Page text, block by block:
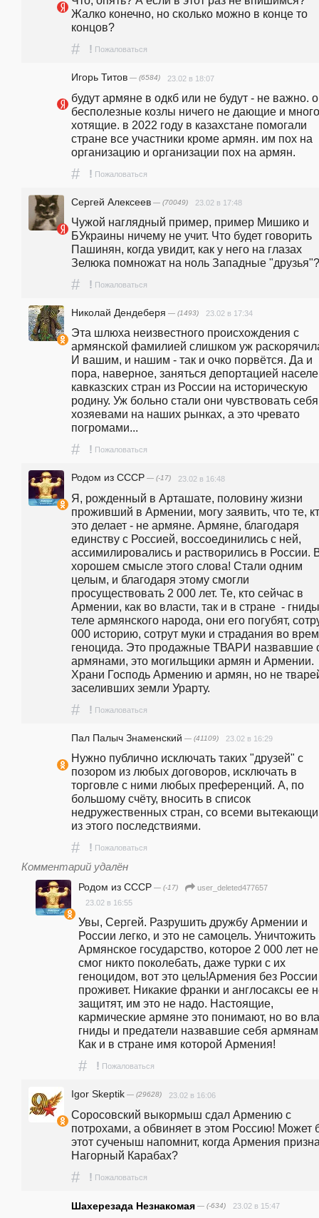
Жалко конечно, но сколько можно в конце то
концов?
# ! Пожаловаться
Игорь Титов — (6584) 23.02 в 18:07
будут армяне в одкб или не будут - не важно.
бесполезные козлы ничего не дающие и много
хотящие. в 2022 году в казахстане помогали
стране все участники кроме армян. им пох на
организацию и организации пох на армян.
# ! Пожаловаться
Сергей Алексеев — (70049) 23.02 в 17:48
Чужой наглядный пример, пример Мишико и
БУкраины ничему не учит. Что будет говорить
Пашинян, когда увидит, как у него на глазах
Зелюка помножат на ноль Западные "друзья"?
# ! Пожаловаться
Николай Дендеберя — (1493) 23.02 в 17:34
Эта шлюха неизвестного происхождения с
армянской фамилией слишком уж
И вашим, и нашим - так и очко порвётся. Да и
пора, наверное, заняться депортацией
кавказских стран из России на историческую
родину. Уж больно стали они чувствовать себя
хозяевами на наших рынках, а это чревато
погромами...
# ! Пожаловаться
Родом из СССР — (-17) 23.02 в 16:48
Я, рожденный в Арташате, половину жизни
проживший в Армении, могу заявить, что те,
это делает - не армяне. Армяне, благодаря
единству с Россией, воссоединились с ней,
ассимилировались и растворились в России.
хорошем смысле этого слова! Стали одним
целым, и благодаря этому смогли
просуществовать 2 000 лет. Те, кто сейчас в
Армении, как во власти, так и в стране  -
теле армянского народа, они его погубят,
000 историю, сотрут муки и страдания во
геноцида. Это продажные ТВАРИ назвавшие
армянами, это могильщики армян и Армении.
Храни Господь Армению и армян, но не
заселивших земли Урарту.
# ! Пожаловаться
Пал Палыч Знаменский — (41109) 23.02 в 16:29
Нужно публично исключать таких "друзей" с
позором из любых договоров, исключать в
торговле с ними любых преференций. А, по
большому счёту, вносить в список
недружественных стран, со всеми
из этого последствиями.
# ! Пожаловаться
Комментарий удалён
Родом из СССР — (-17)
user_deleted477657
23.02 в 16:55
Увы, Сергей. Разрушить дружбу Армении и
России легко, и это не самоцель. Уничтожить
Армянское государство, которое 2 000 лет не
смог никто поколебать, даже турки с их
геноцидом, вот это цель!Армения без
проживет. Никакие франки и англосаксы ее
защитят, им это не надо. Настоящие,
кармические армяне это понимают, но во
гниды и предатели назвавшие себя
Как и в стране имя которой Армения!
# ! Пожаловаться
Igor Skeptik — (29628) 23.02 в 16:06
Соросовский выкормыш сдал Армению с
потрохами, а обвиняет в этом Россию! Может
этот сученыш напомнит, когда Армения
Нагорный Карабах?
# ! Пожаловаться
Шахерезада Незнакомая — (-634) 23.02 в 15:47